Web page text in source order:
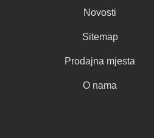
Novosti
Sitemap
Prodajna mjesta
O nama